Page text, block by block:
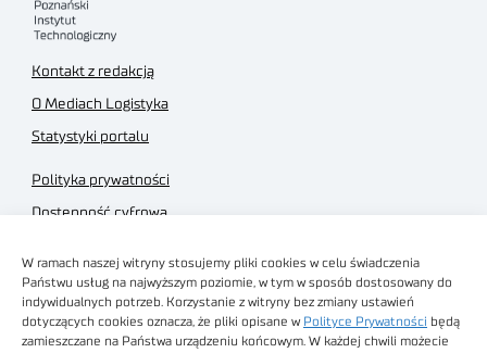
W ramach naszej witryny stosujemy pliki cookies w celu świadczenia
Państwu usług na najwyższym poziomie, w tym w sposób dostosowany do
indywidualnych potrzeb. Korzystanie z witryny bez zmiany ustawień
dotyczących cookies oznacza, że pliki opisane w Polityce Prywatności będą
zamieszczane na Państwa urządzeniu końcowym. W każdej chwili możecie
Kontakt z redakcją
O Mediach Logistyka
Statystyki portalu
Polityka prywatności
Dostępność cyfrowa
Regulamin sklepu